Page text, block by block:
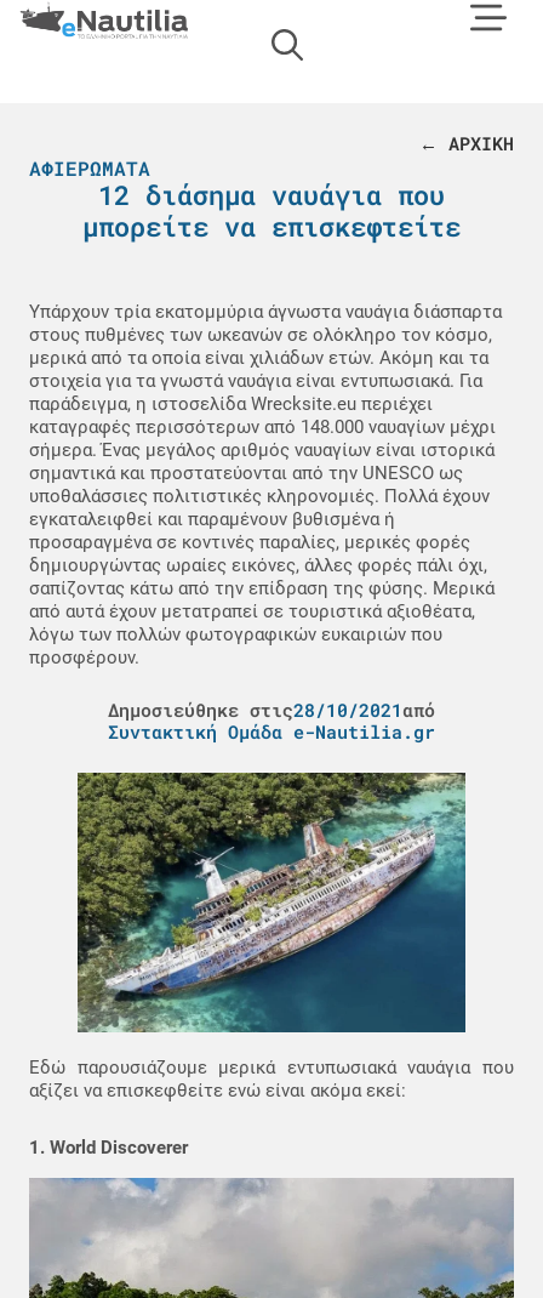
← ΑΡΧΙΚΗ
ΑΦΙΕΡΏΜΑΤΑ
12 διάσημα ναυάγια που
μπορείτε να επισκεφτείτε
Υπάρχουν τρία εκατομμύρια άγνωστα ναυάγια διάσπαρτα
στους πυθμένες των ωκεανών σε ολόκληρο τον κόσμο,
μερικά από τα οποία είναι χιλιάδων ετών. Ακόμη και τα
στοιχεία για τα γνωστά ναυάγια είναι εντυπωσιακά. Για
παράδειγμα, η ιστοσελίδα Wrecksite.eu περιέχει
καταγραφές περισσότερων από 148.000 ναυαγίων μέχρι
σήμερα. Ένας μεγάλος αριθμός ναυαγίων είναι ιστορικά
σημαντικά και προστατεύονται από την UNESCO ως
υποθαλάσσιες πολιτιστικές κληρονομιές. Πολλά έχουν
εγκαταλειφθεί και παραμένουν βυθισμένα ή
προσαραγμένα σε κοντινές παραλίες, μερικές φορές
δημιουργώντας ωραίες εικόνες, άλλες φορές πάλι όχι,
σαπίζοντας κάτω από την επίδραση της φύσης. Μερικά
από αυτά έχουν μετατραπεί σε τουριστικά αξιοθέατα,
λόγω των πολλών φωτογραφικών ευκαιριών που
προσφέρουν.
Δημοσιεύθηκε στις28/10/2021από
Συντακτική Ομάδα e-Nautilia.gr
Εδώ παρουσιάζουμε μερικά εντυπωσιακά ναυάγια που
αξίζει να επισκεφθείτε ενώ είναι ακόμα εκεί:
1. World Discoverer